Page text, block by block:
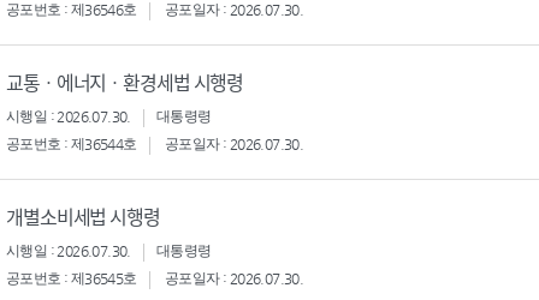
공포번호 : 제36546호
공포일자 : 2026.07.30.
교통ㆍ에너지ㆍ환경세법 시행령
시행일 : 2026.07.30.
대통령령
공포번호 : 제36544호
공포일자 : 2026.07.30.
개별소비세법 시행령
시행일 : 2026.07.30.
대통령령
공포번호 : 제36545호
공포일자 : 2026.07.30.